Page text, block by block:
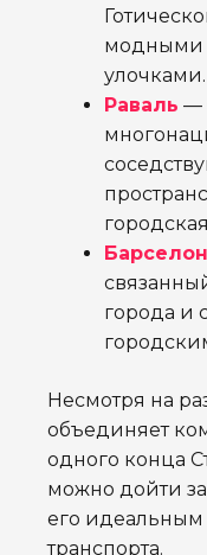
модными
улочками.
Раваль —
города и
Несмотря на
объединяет
одного конца
можно дойти
его идеальным
транспорта.